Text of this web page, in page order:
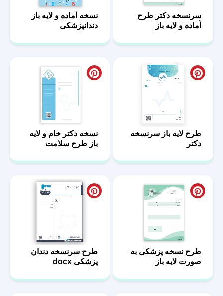
سرنسخه دکتر طرح
آماده و لایه باز
نسخه آماده و لایه باز
دندانپزشکی
طرح لایه باز سرنسخه
دکتر
نسخه دکتر خام و لایه
باز طرح سلامت
طرح نسخه پزشکی به
صورت لایه باز
طرح سرنسخه دندان
پزشکی docx